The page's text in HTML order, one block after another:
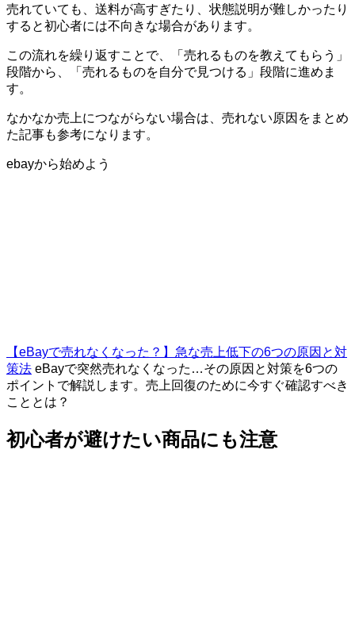
売れていても、送料が高すぎたり、状態説明が難しかったり
すると初心者には不向きな場合があります。
この流れを繰り返すことで、「売れるものを教えてもらう」
段階から、「売れるものを自分で見つける」段階に進めま
す。
なかなか売上につながらない場合は、売れない原因をまとめ
た記事も参考になります。
ebayから始めよう
【eBayで売れなくなった？】急な売上低下の6つの原因と対
策法 eBayで突然売れなくなった…その原因と対策を6つの
ポイントで解説します。売上回復のために今すぐ確認すべき
こととは？
初心者が避けたい商品にも注意